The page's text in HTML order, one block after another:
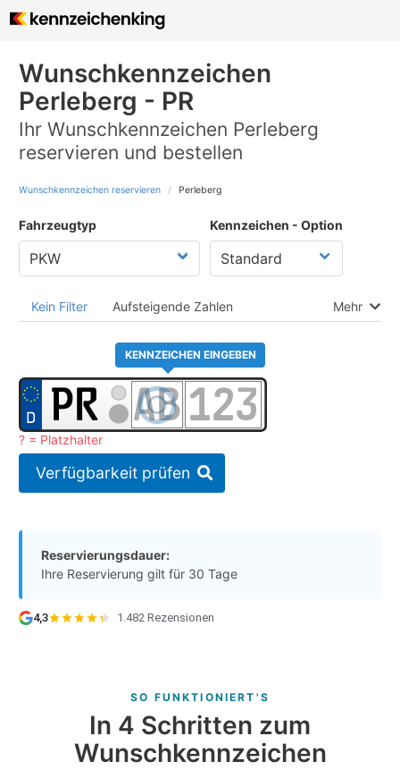
Wunschkennzeichen
Perleberg - PR
Ihr Wunschkennzeichen Perleberg
reservieren und bestellen
Wunschkennzeichen reservieren Perleberg
Fahrzeugtyp Kennzeichen - Option
Kein Filter Aufsteigende Zahlen Mehr
KENNZEICHEN EINGEBEN
? = Platzhalter
Verfügbarkeit prüfen
Reservierungsdauer:
Ihre Reservierung gilt für 30 Tage
4,3 · 1.482 Rezensionen
SO FUNKTIONIERT'S
In 4 Schritten zum
Wunschkennzeichen